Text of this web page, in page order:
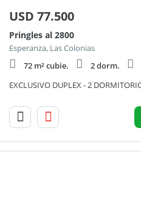
USD 77.500
Pringles al 2800
Esperanza, Las Colonias
72 m² cubie.
2 dorm.